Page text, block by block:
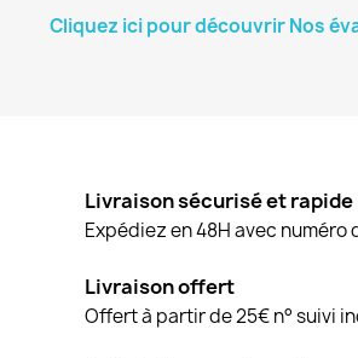
Cliquez ici pour découvrir Nos
Livraison sécurisé et rapide
Expédiez en 48H avec numéro
Livraison offert
Offert à partir de 25€ n° suivi